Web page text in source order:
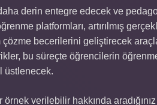
derin entegre edecek ve
platformları, artırılmış
çözme becerilerini geliştirecek
bu süreçte öğrencilerin
üstlenecek.
verilebilir hakkında